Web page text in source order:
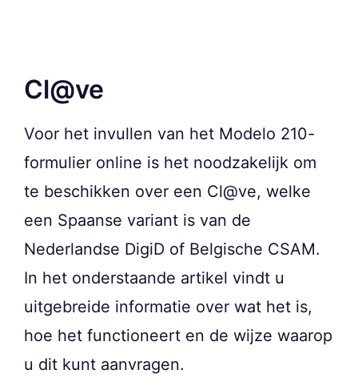
Cl@ve
Voor het invullen van het Modelo 210-
formulier online is het noodzakelijk om
te beschikken over een Cl@ve, welke
een Spaanse variant is van de
Nederlandse DigiD of Belgische CSAM.
In het onderstaande artikel vindt u
uitgebreide informatie over wat het is,
hoe het functioneert en de wijze waarop
u dit kunt aanvragen.